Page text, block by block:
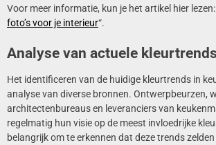
Voor meer informatie, kun je het artikel hier lezen:
foto’s voor je interieur“.
Analyse van actuele kleurtrends
Het identificeren van de huidige kleurtrends in
analyse van diverse bronnen. Ontwerpbeurzen,
architectenbureaus en leveranciers van
regelmatig hun visie op de meest invloedrijke
belangrijk om te erkennen dat deze trends